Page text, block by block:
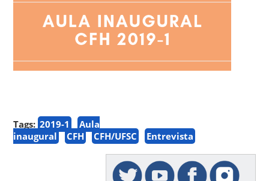
Tags: 2019-1
Aula
inaugural
CFH CFH/UFSC Entrevista